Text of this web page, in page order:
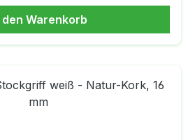
den Warenkorb